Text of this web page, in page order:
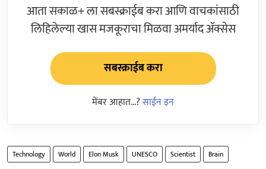
आता सकाळ+ ला सबस्क्राईब करा आणि वाचकांसाठी
लिहिलेल्या खास मजकूराचा मिळवा अमर्याद ॲक्सेस
सबस्क्राईब करा
मेंबर आहात...?साईन इन
Technology World Elon Musk UNESCO Scientist Brain